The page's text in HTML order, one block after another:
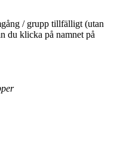
/ grupp tillfälligt (utan
du klicka på namnet på